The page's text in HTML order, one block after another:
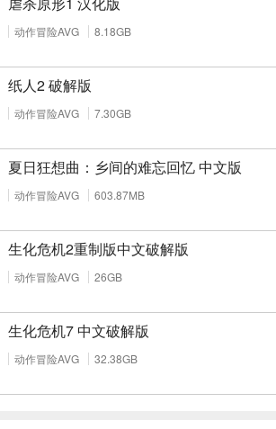
动作冒险AVG 8.18GB
纸人2 破解版
动作冒险AVG 7.30GB
夏日狂想曲：乡间的难忘回忆 中文版
动作冒险AVG 603.87MB
生化危机2重制版中文破解版
动作冒险AVG 26GB
生化危机7 中文破解版
动作冒险AVG 32.38GB